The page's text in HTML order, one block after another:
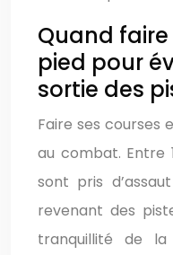
Quand
pied pour
sortie des
Faire ses courses
au combat. Entre
sont pris
revenant des
tranquillité de la